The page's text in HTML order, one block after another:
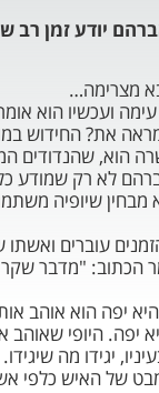
רב ששרה אשה
אומר לה הנה נא
במודעות של
הממושכים לא
כל הזמן ליופיה
משתמר למרות
ואשתו של אדם פחות
שקר תרחק" אז מה
אותה. אלא בגלל
אותה הופכת
שיגידו. בהסתכלות
אשתו.